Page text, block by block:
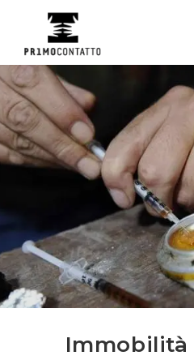
contenuto
Immobilità